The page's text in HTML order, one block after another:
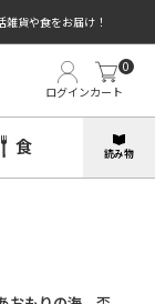
貨や食をお届け！
ログインカート
0
食 読み物